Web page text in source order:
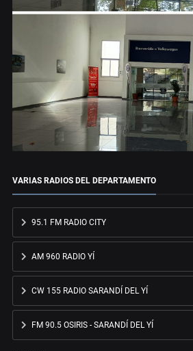
VARIAS RADIOS DEL DEPARTAMENTO
95.1 FM RADIO CITY
AM 960 RADIO YÍ
CW 155 RADIO SARANDÍ DEL YÍ
FM 90.5 OSIRIS - SARANDÍ DEL YÍ